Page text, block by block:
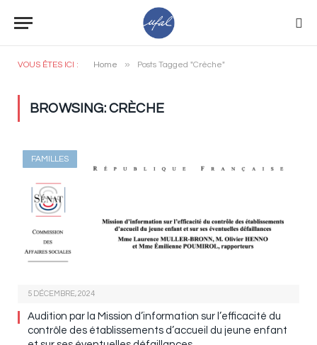
VOUS ÊTES ICI : Home » Posts Tagged "Crèche"
BROWSING: CRÈCHE
FAMILLES
5 DÉCEMBRE, 2024
Audition par la Mission d’information sur l’efficacité du
contrôle des établissements d’accueil du jeune enfant